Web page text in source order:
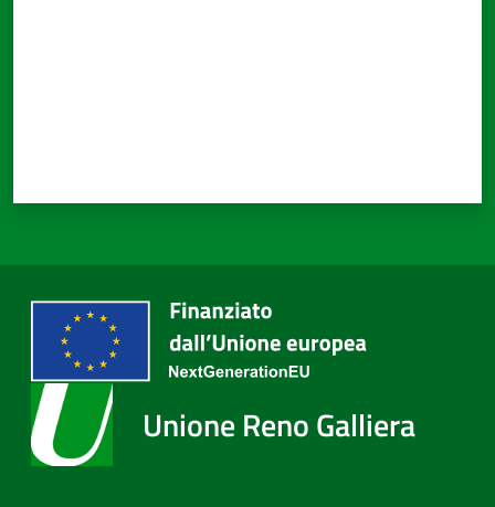
Unione Reno Galliera